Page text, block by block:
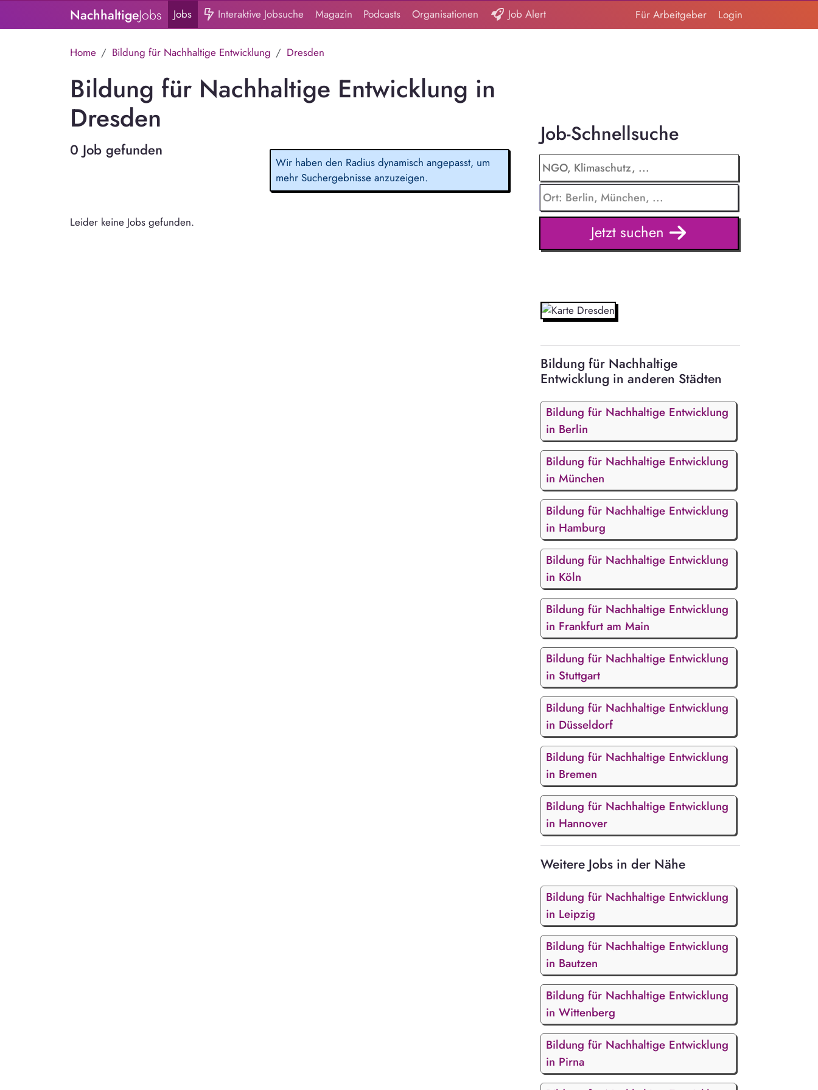
NachhaltigeJobs Jobs Interaktive Jobsuche Magazin Podcasts Organisationen Job Alert Für Arbeitgeber Login
Home Bildung für Nachhaltige Entwicklung Dresden
Bildung für Nachhaltige Entwicklung in
Dresden
0 Job gefunden
Wir haben den Radius dynamisch angepasst, um
mehr Suchergebnisse anzuzeigen.
Leider keine Jobs gefunden.
Job-Schnellsuche
Jetzt suchen
Bildung für Nachhaltige
Entwicklung in anderen Städten
Bildung für Nachhaltige Entwicklung
in Berlin
Bildung für Nachhaltige Entwicklung
in München
Bildung für Nachhaltige Entwicklung
in Hamburg
Bildung für Nachhaltige Entwicklung
in Köln
Bildung für Nachhaltige Entwicklung
in Frankfurt am Main
Bildung für Nachhaltige Entwicklung
in Stuttgart
Bildung für Nachhaltige Entwicklung
in Düsseldorf
Bildung für Nachhaltige Entwicklung
in Bremen
Bildung für Nachhaltige Entwicklung
in Hannover
Weitere Jobs in der Nähe
Bildung für Nachhaltige Entwicklung
in Leipzig
Bildung für Nachhaltige Entwicklung
in Bautzen
Bildung für Nachhaltige Entwicklung
in Wittenberg
Bildung für Nachhaltige Entwicklung
in Pirna